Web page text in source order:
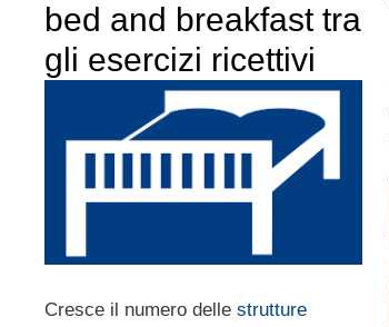
bed and breakfast tra
gli esercizi ricettivi
Cresce il numero delle strutture